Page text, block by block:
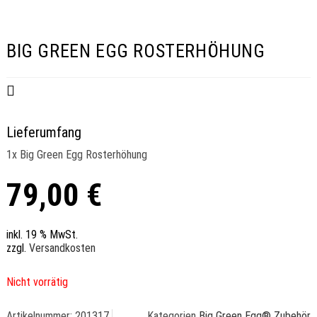
BIG GREEN EGG ROSTERHÖHUNG
Lieferumfang
1x Big Green Egg Rosterhöhung
79,00 €
inkl. 19 % MwSt.
zzgl. Versandkosten
Nicht vorrätig